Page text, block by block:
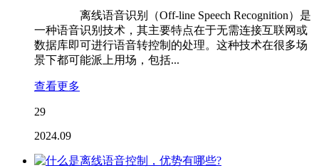
离线语音识别（Off-line Speech Recognition）是
一种语音识别技术，其主要特点在于无需连接互联网或
数据库即可进行语音转控制的处理。这种技术在很多场
景下都可能派上用场，包括...
查看更多
29
2024.09